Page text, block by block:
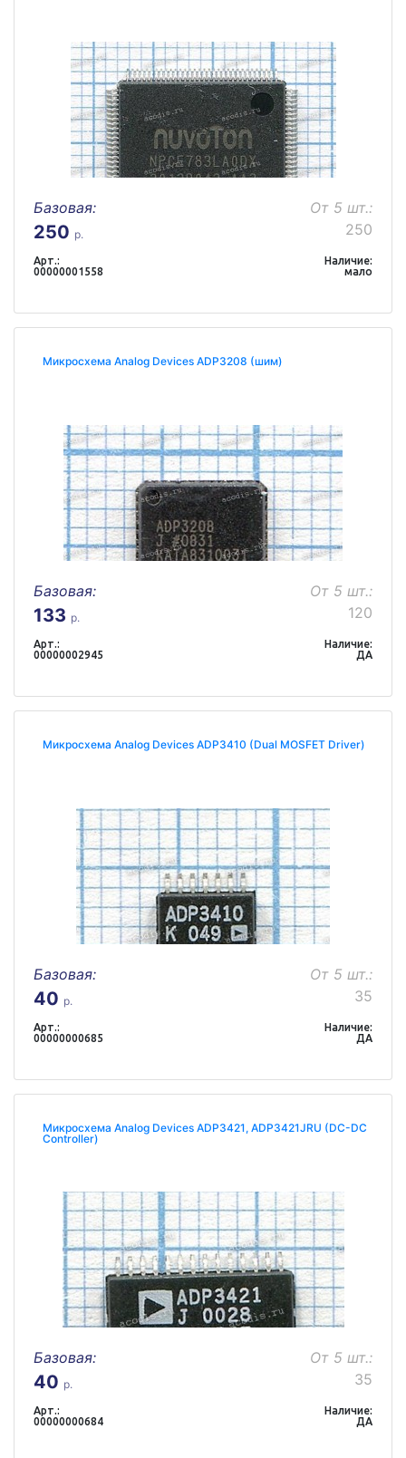
Базовая:
250 р.
От 5 шт.:
250
Арт.:
00000001558
Наличие:
мало
Микросхема Analog Devices ADP3208 (шим)
Базовая:
133 р.
От 5 шт.:
120
Арт.:
00000002945
Наличие:
ДА
Микросхема Analog Devices ADP3410 (Dual MOSFET Driver)
Базовая:
40 р.
От 5 шт.:
35
Арт.:
00000000685
Наличие:
ДА
Микросхема Analog Devices ADP3421, ADP3421JRU (DC-DC
Controller)
Базовая:
40 р.
От 5 шт.:
35
Арт.:
00000000684
Наличие:
ДА